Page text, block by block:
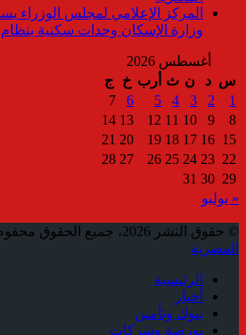
المركز الإعلامي لمجلس
وزارة الإسكان وحدات سكنية بنظام
أغسطس 2026
س د ن ث أرب خ
ج
1
2
3
4
5
6
7
8
9
10
11
12
13
14
15
16
17
18
19
20
21
22
23
24
25
26
27
28
29
30
31
« يوليو
© حقوق النشر 2026، جميع الحقوق محفوظة |
المصرية
الرئيسية
أخبار
بنوك وتأمين
بورصة وشركات